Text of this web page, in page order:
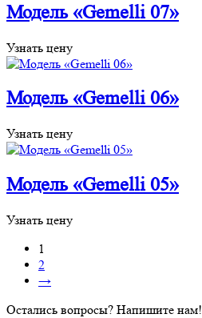
Модель «Gemelli 07»
Узнать цену
Модель «Gemelli 06»
Узнать цену
Модель «Gemelli 05»
Узнать цену
1
2
→
Остались вопросы? Напишите нам!